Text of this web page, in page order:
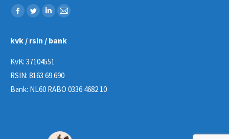
Vind ons op:
Facebook
opens
in
Twitter
opens
in
Linkedin
opens
in
Mail
opens
kvk / rsin / bank
KvK: 37104551
RSIN: 8163 69 690
Bank: NL60 RABO 0336 4682 10